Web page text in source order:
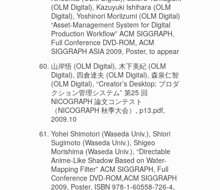
(OLM Digital), Kazuyuki Ishihara (OLM
Digital), Yoshinori Moriizumi (OLM Digital)
“Asset-Management System for Digital
Production Workflow” ACM SIGGRAPH,
Full Conference DVD-ROM, ACM
SIGGRAPH ASIA 2009, Poster, to appear
山岸悟 (OLM Digital), 木下美紀 (OLM
Digital), 四倉達夫 (OLM Digital), 森泉仁智
(OLM Digital), “Creator’s Desktop: プロダ
クション管理システム” 第25 回
NICOGRAPH 論文コンテスト
（NICOGRAPH 秋季大会）, p13.pdf,
2009.10
Yohei Shimotori (Waseda Univ.), Shiori
Sugimoto (Waseda Univ.), Shigeo
Morishima (Waseda Univ.), “Directable
Anime-Like Shadow Based on Water-
Mapping Filter” ACM SIGGRAPH, Full
Conference DVD-ROM,ACM SIGGRAPH
2009, Poster, ISBN 978-1-60558-726-4,